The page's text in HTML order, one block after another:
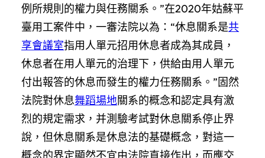
例所規則的權力與任務關系。”在2020年姑蘇平
臺用工案件中，一審法院以為：“休息關系是共
享會議室指用人單元招用休息者成為其成員，
休息者在用人單元的治理下，供給由用人單元
付出報答的休息而發生的權力任務關系。”固然
法院對休息舞蹈場地關系的概念和認定具有激
烈的規定需求，并測驗考試對休息關系停止界
說，但休息關系是休息法的基礎概念，對這一
概念的界定顯然不宜由法院直接作出，而應交